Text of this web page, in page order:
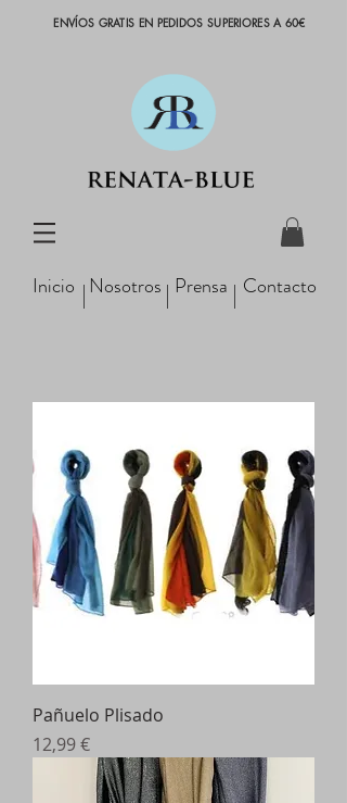
ENVÍOS GRATIS EN PEDIDOS SUPERIORES A 60€
Inicio Nosotros Prensa Contacto
Pañuelo Plisado
Precio
12,99 €